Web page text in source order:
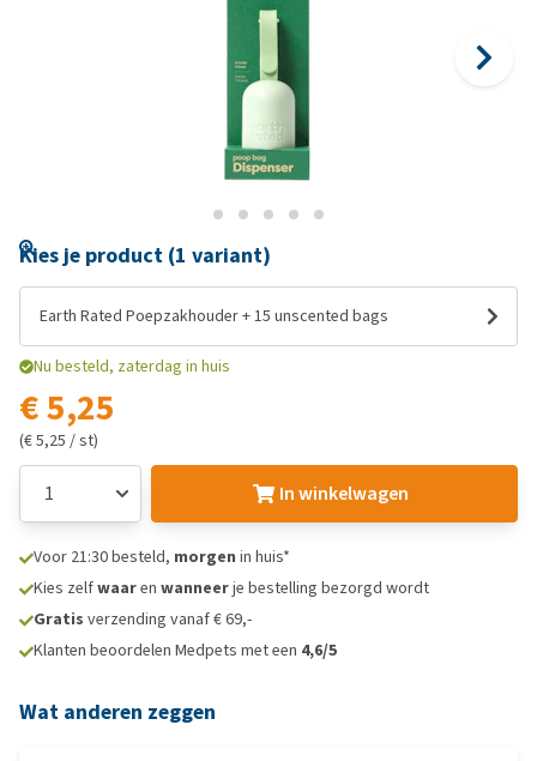
Kies je product (1 variant)
Earth Rated Poepzakhouder + 15 unscented bags
Nu besteld, zaterdag in huis
€ 5,25
(€ 5,25 / st)
In winkelwagen
Voor 21:30 besteld, morgen in huis*
Kies zelfwaaren wanneerje bestelling bezorgd wordt
Gratis verzending vanaf € 69,-
Klanten beoordelen Medpets met een 4,6/5
Wat anderen zeggen